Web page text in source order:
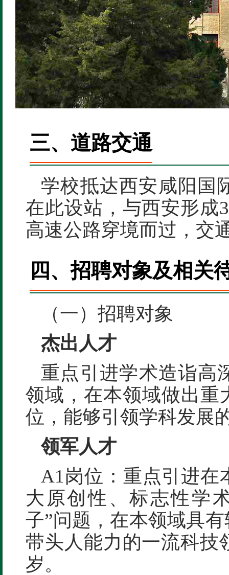
三、道路交通
学校抵达西安咸阳国
在此设站，与西安形成
高速公路穿境而过，交
四、招聘对象及相关
（一）招聘对象
杰出人才
重点引进学术造诣高
领域，在本领域做出重
位，能够引领学科发展
领军人才
A1岗位：重点引进在
大原创性、标志性学
子”问题，在本领域具
带头人能力的一流科技
岁。